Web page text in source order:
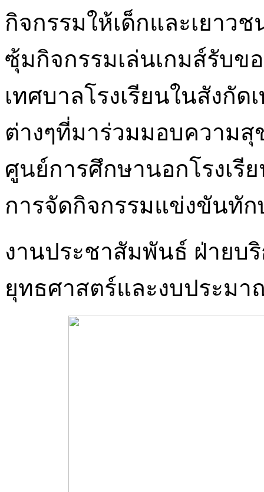
กิจกรรมให้เด็กและเยาว
ซุ้มกิจกรรมเล่นเกมส์รับข
เทศบาลโรงเรียนในสังกั
ต่างๆที่มาร่วมมอบความ
ศูนย์การศึกษานอกโรงเรี
การจัดกิจกรรมแข่งขันทัก
งานประชาสัมพันธ์ ฝ่ายบ
ยุทธศาสตร์และงบประมา